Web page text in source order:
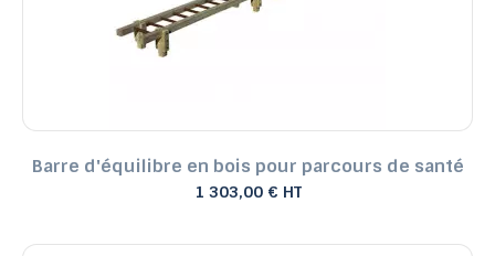
Barre d'équilibre en bois pour parcours de santé
1 303,00 € HT